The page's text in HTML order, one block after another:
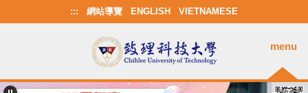
到
::: 網站導覽 ENGLISH VIETNAMESE
menu